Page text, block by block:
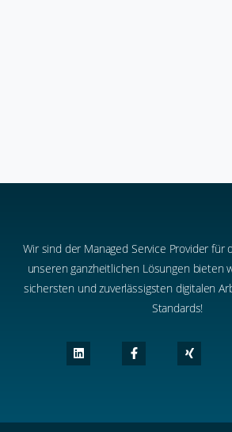
Wir sind der Managed Service Provider für
unseren ganzheitlichen Lösungen bieten
sichersten und zuverlässigsten digitalen
Standards!